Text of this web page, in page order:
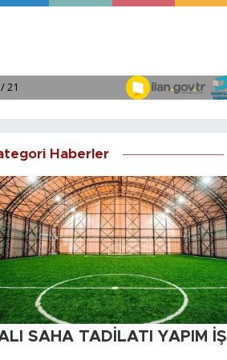
Haberler
SAHA TADİLATI YAPIM İŞİ